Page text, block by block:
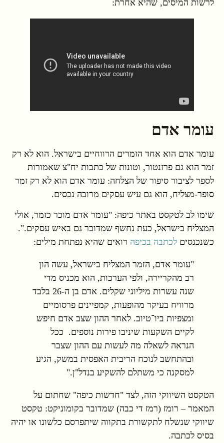
לרשות המיסים, שהיא אחרת:
עומר אדם
עומר אדם הוא אחד הזמרים הרווחיים בישראל. הוא לא רק
זמר הוא גם פרזנטור, וטונות של כתבות יח"צ שאמורות
לספר לציבור סיפור של הצלחה: עומר אדם הוא לא רק זמר
סופר-מצליח, הוא גם עיש עסקים מרובה נכסים.
שימו לב לטקסט באתר כיפה: "עומר אדם מוכר כזמר, אולי
המצליח בישראל, כעת נחשף שמדובר גם באיש עסקים.".
כשנכנסים לכתבה בכיפה רואים שהיא נפתחת מילים:
"עומר אדם, הזמר המצליח בישראל, עשה הון
רב מהקריירה, ולפי הערכות, הוא מכניס מדי
שנה עשרות מיליוני שקלים. אדם בן ה-26 בלבד
מרוויח בעיקר מהופעות, קמפיינים פרסומיים
ומצפיות ביו־טיוב. לאחר ההון שצב אדם חיפש
לקיים השקעות שיניבו פירות נוספים. ככל
הנראה לשאלה מה לעשות עם ההון שצבר
ובהתחשב לנוכח הריבית האפסית במשק, הגיע
למסקנה כי משתלם להשקיע בנדל"ן."
הטקסט השיווקי הזה, לצד "חדשות כיפה" שחתום על
המאמר – רומז (רמז די כבה) שמדובר בקומוניקט: טקסט
שיווקי שנשלח לתקשורת בתקווה שיתפרסם כלשונו או יהיה
בסיס לכתבה.